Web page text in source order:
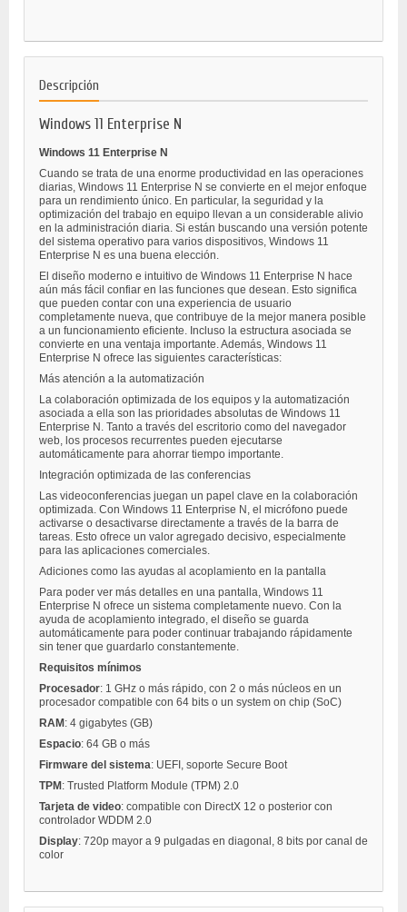
Descripción
Windows 11 Enterprise N
Windows 11 Enterprise N
Cuando se trata de una enorme productividad en las operaciones
diarias, Windows 11 Enterprise N se convierte en el mejor enfoque
para un rendimiento único. En particular, la seguridad y la
optimización del trabajo en equipo llevan a un considerable alivio
en la administración diaria. Si están buscando una versión potente
del sistema operativo para varios dispositivos, Windows 11
Enterprise N es una buena elección.
El diseño moderno e intuitivo de Windows 11 Enterprise N hace
aún más fácil confiar en las funciones que desean. Esto significa
que pueden contar con una experiencia de usuario
completamente nueva, que contribuye de la mejor manera posible
a un funcionamiento eficiente. Incluso la estructura asociada se
convierte en una ventaja importante. Además, Windows 11
Enterprise N ofrece las siguientes características:
Más atención a la automatización
La colaboración optimizada de los equipos y la automatización
asociada a ella son las prioridades absolutas de Windows 11
Enterprise N. Tanto a través del escritorio como del navegador
web, los procesos recurrentes pueden ejecutarse
automáticamente para ahorrar tiempo importante.
Integración optimizada de las conferencias
Las videoconferencias juegan un papel clave en la colaboración
optimizada. Con Windows 11 Enterprise N, el micrófono puede
activarse o desactivarse directamente a través de la barra de
tareas. Esto ofrece un valor agregado decisivo, especialmente
para las aplicaciones comerciales.
Adiciones como las ayudas al acoplamiento en la pantalla
Para poder ver más detalles en una pantalla, Windows 11
Enterprise N ofrece un sistema completamente nuevo. Con la
ayuda de acoplamiento integrado, el diseño se guarda
automáticamente para poder continuar trabajando rápidamente
sin tener que guardarlo constantemente.
Requisitos mínimos
Procesador: 1 GHz o más rápido, con 2 o más núcleos en un
procesador compatible con 64 bits o un system on chip (SoC)
RAM : 4 gigabytes (GB)
Espacio: 64 GB o más
Firmware del sistema: UEFI, soporte Secure Boot
TPM : Trusted Platform Module (TPM) 2.0
Tarjeta de video: compatible con DirectX 12 o posterior con
controlador WDDM 2.0
Display: 720p mayor a 9 pulgadas en diagonal, 8 bits por canal de
color